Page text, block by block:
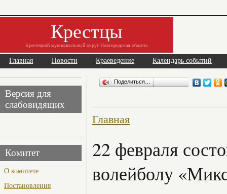
Крестцы
Крестецкий муниципальный округ Новгородская область
Главная Новости Краеведение Календарь событий
Версия для
слабовидящих
Комитет
О комитете
Постановления
Поделиться…
Главная
22 февраля
волейболу